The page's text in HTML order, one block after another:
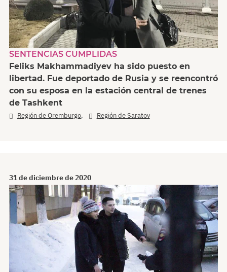
SENTENCIAS CUMPLIDAS
Feliks Makhammadiyev ha sido puesto en
libertad. Fue deportado de Rusia y se reencontró
con su esposa en la estación central de trenes
de Tashkent
Región de Oremburgo, Región de Saratov
31 de diciembre de 2020